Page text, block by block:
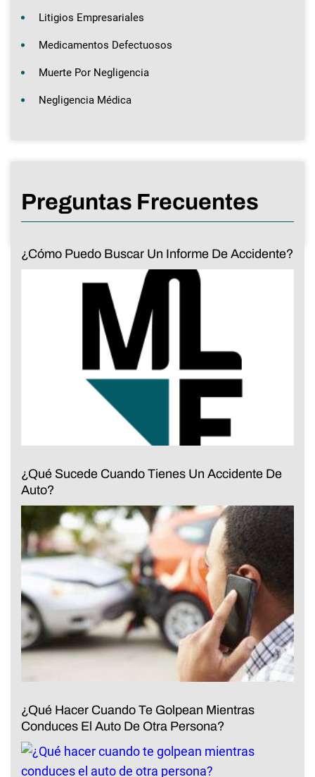
Litigios Empresariales
Medicamentos Defectuosos
Muerte Por Negligencia
Negligencia Médica
Preguntas Frecuentes
¿Cómo Puedo Buscar Un Informe De Accidente?
¿Qué Sucede Cuando Tienes Un Accidente De
Auto?
¿Qué Hacer Cuando Te Golpean Mientras
Conduces El Auto De Otra Persona?